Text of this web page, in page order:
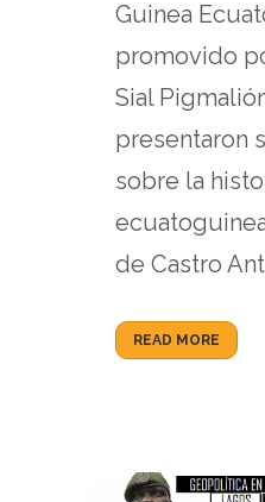
Guinea
promovido
Sial
presentaron
sobre la
de Castro
READ MORE